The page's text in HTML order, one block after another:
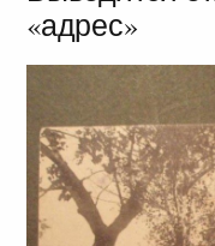
l
e
i
g
a
t
i
«адрес»